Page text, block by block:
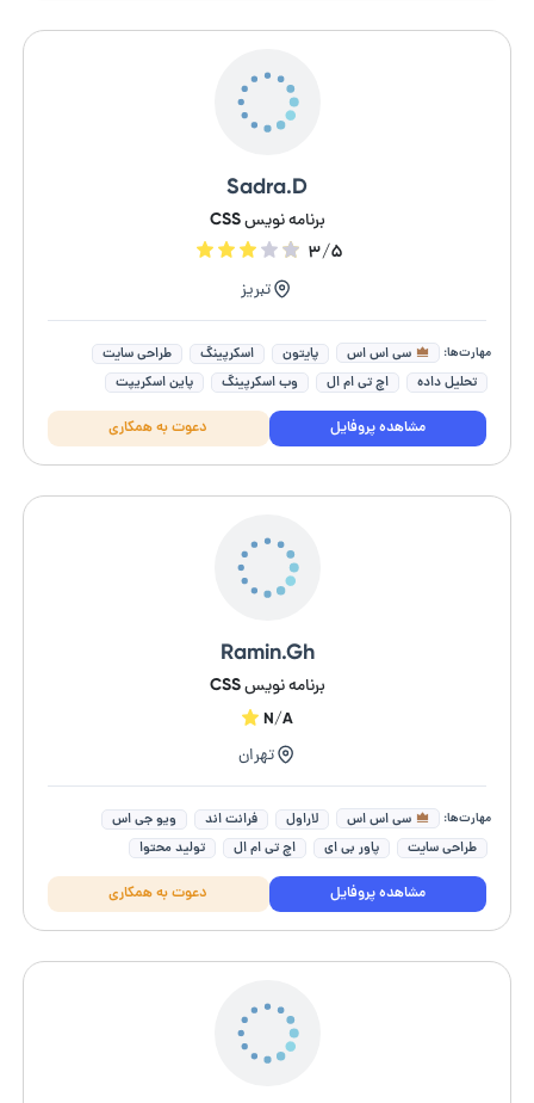
Sadra.D
برنامه نویس CSS
۳/۵
تبریز
مهارت‌ها: سی اس اس پایتون اسکرپینگ
طراحی سایت
تحلیل داده
اچ تی ام ال وب اسکرپینگ
پاین اسکریپت
اسکریپت نویسی
مشاهده پروفایل دعوت به همکاری
Ramin.Gh
برنامه نویس CSS
N/A
تهران
مهارت‌ها: سی اس اس لاراول فرانت اند
ویو جی اس
طراحی سایت
پاور بی ای اچ تی ام ال
تولید محتوا
فرمول نویسی اکسل
جاوا اسکریپت (Javascript)
مشاهده پروفایل دعوت به همکاری